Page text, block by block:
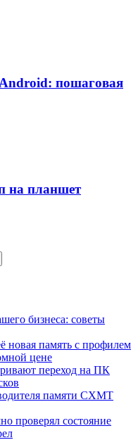
пошаговая
на планшет
бизнеса: советы
новая память с профилем
цене
переход на ПК
памяти CXMT
проверял состояние